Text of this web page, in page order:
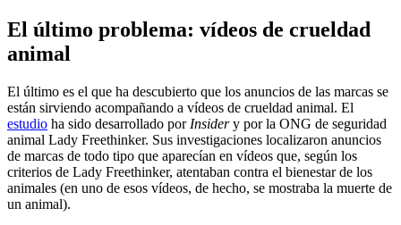
El último problema: vídeos de crueldad
animal
El último es el que ha descubierto que los anuncios de las marcas se
están sirviendo acompañando a vídeos de crueldad animal. El
estudio ha sido desarrollado por Insidery por la ONG de seguridad
animal Lady Freethinker. Sus investigaciones localizaron anuncios
de marcas de todo tipo que aparecían en vídeos que, según los
criterios de Lady Freethinker, atentaban contra el bienestar de los
animales (en uno de esos vídeos, de hecho, se mostraba la muerte de
un animal).